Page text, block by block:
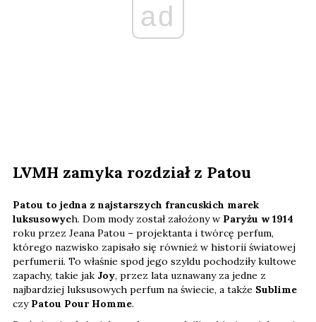
ad
LVMH zamyka rozdział z Patou
Patou to jedna z najstarszych francuskich marek
luksusowych. Dom mody został założony w Paryżu w 1914
roku przez Jeana Patou – projektanta i twórcę perfum,
którego nazwisko zapisało się również w historii światowej
perfumerii. To właśnie spod jego szyldu pochodziły kultowe
zapachy, takie jak Joy, przez lata uznawany za jedne z
najbardziej luksusowych perfum na świecie, a także Sublime
czy Patou Pour Homme.